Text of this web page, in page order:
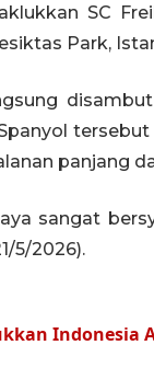
SC
Park,
panjang
sangat
5/2026).
Indonesia